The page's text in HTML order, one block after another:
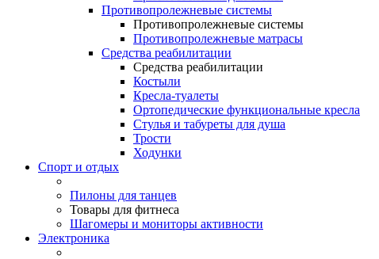
Противопролежневые системы
Противопролежневые системы
Противопролежневые матрасы
Средства реабилитации
Средства реабилитации
Костыли
Кресла-туалеты
Ортопедические функциональные кресла
Стулья и табуреты для душа
Трости
Ходунки
Спорт и отдых
Пилоны для танцев
Товары для фитнеса
Шагомеры и мониторы активности
Электроника